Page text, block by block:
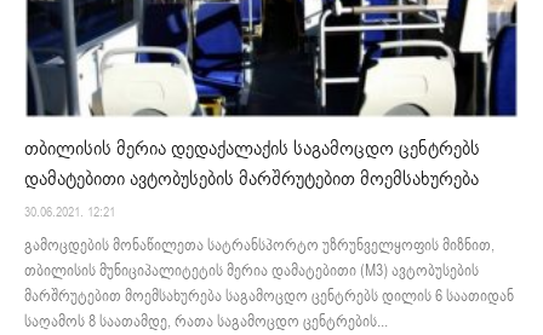
თბილისის მერია დედაქალაქის საგამოცდო ცენტრებს
დამატებითი ავტობუსების მარშრუტებით მოემსახურება
30.06.2021. 12:21
გამოცდების მონაწილეთა სატრანსპორტო უზრუნველყოფის მიზნით,
თბილისის მუნიციპალიტეტის მერია დამატებითი (M3) ავტობუსების
მარშრუტებით მოემსახურება საგამოცდო ცენტრებს დილის 6 საათიდან
საღამოს 8 საათამდე, რათა საგამოცდო ცენტრების...